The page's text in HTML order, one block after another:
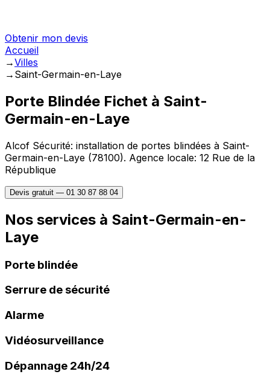
Obtenir mon devis
Accueil
→Villes
→ Saint-Germain-en-Laye
Porte Blindée Fichet à Saint-
Germain-en-Laye
Alcof Sécurité: installation de portes blindées à Saint-
Germain-en-Laye (78100). Agence locale: 12 Rue de la
République
Devis gratuit — 01 30 87 88 04
Nos services à Saint-Germain-en-
Laye
Porte blindée
Serrure de sécurité
Alarme
Vidéosurveillance
Dépannage 24h/24